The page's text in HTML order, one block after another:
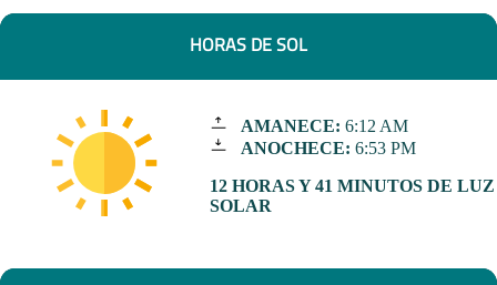
HORAS DE SOL
AMANECE: 6:12 AM
ANOCHECE: 6:53 PM
12 HORAS Y 41 MINUTOS DE LUZ
SOLAR